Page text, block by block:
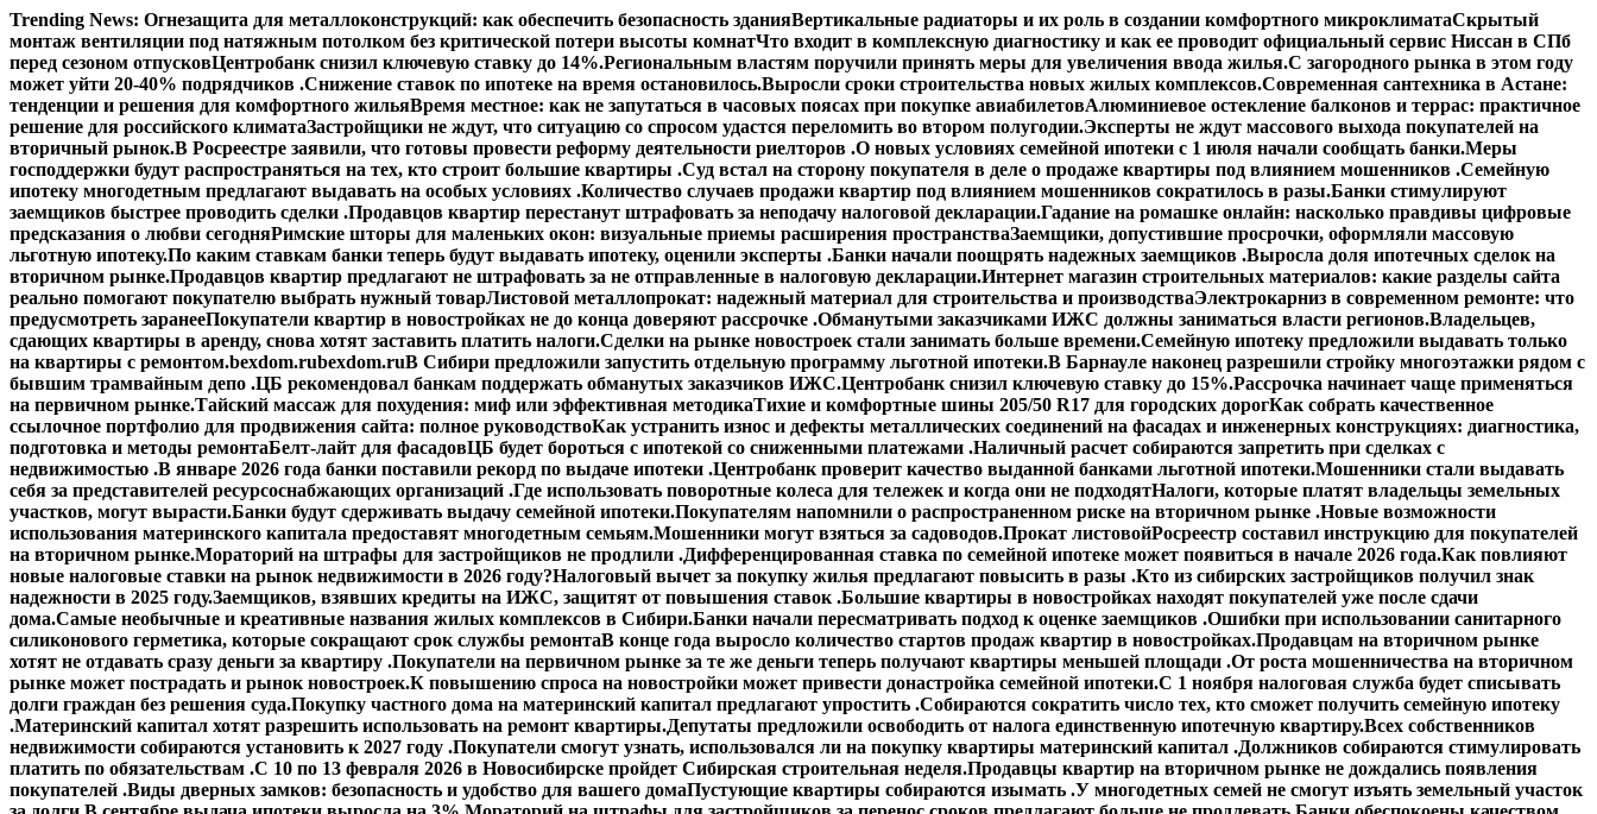
Перейти
к
содержимому
Trending News: Огнезащита для металлоконструкций: как обеспечить безопасность зданияВертикальные радиаторы и их роль в создании комфортного микроклиматаСкрытый
монтаж вентиляции под натяжным потолком без критической потери высоты комнатЧто входит в комплексную диагностику и как ее проводит официальный сервис Ниссан в СПб
перед сезоном отпусковЦентробанк снизил ключевую ставку до 14%.Региональным властям поручили принять меры для увеличения ввода жилья.С загородного рынка в этом году
может уйти 20-40% подрядчиков .Снижение ставок по ипотеке на время остановилось.Выросли сроки строительства новых жилых комплексов.Современная сантехника в Астане:
тенденции и решения для комфортного жильяВремя местное: как не запутаться в часовых поясах при покупке авиабилетовАлюминиевое остекление балконов и террас: практичное
решение для российского климатаЗастройщики не ждут, что ситуацию со спросом удастся переломить во втором полугодии.Эксперты не ждут массового выхода покупателей на
вторичный рынок.В Росреестре заявили, что готовы провести реформу деятельности риелторов .О новых условиях семейной ипотеки с 1 июля начали сообщать банки.Меры
господдержки будут распространяться на тех, кто строит большие квартиры .Суд встал на сторону покупателя в деле о продаже квартиры под влиянием мошенников .Семейную
ипотеку многодетным предлагают выдавать на особых условиях .Количество случаев продажи квартир под влиянием мошенников сократилось в разы.Банки стимулируют
заемщиков быстрее проводить сделки .Продавцов квартир перестанут штрафовать за неподачу налоговой декларации.Гадание на ромашке онлайн: насколько правдивы цифровые
предсказания о любви сегодняРимские шторы для маленьких окон: визуальные приемы расширения пространстваЗаемщики, допустившие просрочки, оформляли массовую
льготную ипотеку.По каким ставкам банки теперь будут выдавать ипотеку, оценили эксперты .Банки начали поощрять надежных заемщиков .Выросла доля ипотечных сделок на
вторичном рынке.Продавцов квартир предлагают не штрафовать за не отправленные в налоговую декларации.Интернет магазин строительных материалов: какие разделы сайта
реально помогают покупателю выбрать нужный товарЛистовой металлопрокат: надежный материал для строительства и производстваЭлектрокарниз в современном ремонте: что
предусмотреть заранееПокупатели квартир в новостройках не до конца доверяют рассрочке .Обманутыми заказчиками ИЖС должны заниматься власти регионов.Владельцев,
сдающих квартиры в аренду, снова хотят заставить платить налоги.Сделки на рынке новостроек стали занимать больше времени.Семейную ипотеку предложили выдавать только
на квартиры с ремонтом.bexdom.rubexdom.ruВ Сибири предложили запустить отдельную программу льготной ипотеки.В Барнауле наконец разрешили стройку многоэтажки рядом с
бывшим трамвайным депо .ЦБ рекомендовал банкам поддержать обманутых заказчиков ИЖС.Центробанк снизил ключевую ставку до 15%.Рассрочка начинает чаще применяться
на первичном рынке.Тайский массаж для похудения: миф или эффективная методикаТихие и комфортные шины 205/50 R17 для городских дорогКак собрать качественное
ссылочное портфолио для продвижения сайта: полное руководствоКак устранить износ и дефекты металлических соединений на фасадах и инженерных конструкциях: диагностика,
подготовка и методы ремонтаБелт-лайт для фасадовЦБ будет бороться с ипотекой со сниженными платежами .Наличный расчет собираются запретить при сделках с
недвижимостью .В январе 2026 года банки поставили рекорд по выдаче ипотеки .Центробанк проверит качество выданной банками льготной ипотеки.Мошенники стали выдавать
себя за представителей ресурсоснабжающих организаций .Где использовать поворотные колеса для тележек и когда они не подходятНалоги, которые платят владельцы земельных
участков, могут вырасти.Банки будут сдерживать выдачу семейной ипотеки.Покупателям напомнили о распространенном риске на вторичном рынке .Новые возможности
использования материнского капитала предоставят многодетным семьям.Мошенники могут взяться за садоводов.Прокат листовойРосреестр составил инструкцию для покупателей
на вторичном рынке.Мораторий на штрафы для застройщиков не продлили .Дифференцированная ставка по семейной ипотеке может появиться в начале 2026 года.Как повлияют
новые налоговые ставки на рынок недвижимости в 2026 году?Налоговый вычет за покупку жилья предлагают повысить в разы .Кто из сибирских застройщиков получил знак
надежности в 2025 году.Заемщиков, взявших кредиты на ИЖС, защитят от повышения ставок .Большие квартиры в новостройках находят покупателей уже после сдачи
дома.Самые необычные и креативные названия жилых комплексов в Сибири.Банки начали пересматривать подход к оценке заемщиков .Ошибки при использовании санитарного
силиконового герметика, которые сокращают срок службы ремонтаВ конце года выросло количество стартов продаж квартир в новостройках.Продавцам на вторичном рынке
хотят не отдавать сразу деньги за квартиру .Покупатели на первичном рынке за те же деньги теперь получают квартиры меньшей площади .От роста мошенничества на вторичном
рынке может пострадать и рынок новостроек.К повышению спроса на новостройки может привести донастройка семейной ипотеки.С 1 ноября налоговая служба будет списывать
долги граждан без решения суда.Покупку частного дома на материнский капитал предлагают упростить .Собираются сократить число тех, кто сможет получить семейную ипотеку
.Материнский капитал хотят разрешить использовать на ремонт квартиры.Депутаты предложили освободить от налога единственную ипотечную квартиру.Всех собственников
недвижимости собираются установить к 2027 году .Покупатели смогут узнать, использовался ли на покупку квартиры материнский капитал .Должников собираются стимулировать
платить по обязательствам .С 10 по 13 февраля 2026 в Новосибирске пройдет Сибирская строительная неделя.Продавцы квартир на вторичном рынке не дождались появления
покупателей .Виды дверных замков: безопасность и удобство для вашего домаПустующие квартиры собираются изымать .У многодетных семей не смогут изъять земельный участок